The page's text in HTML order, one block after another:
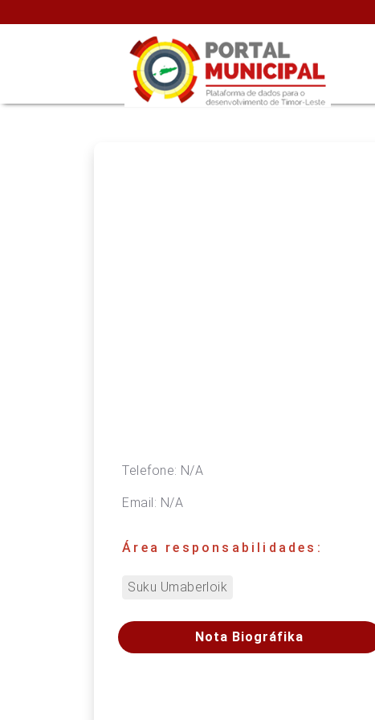
Telefone: N/A
Email: N/A
Área responsabilidades:
Suku Umaberloik
Nota Biográfika